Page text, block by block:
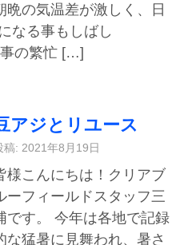
晩の気温差が激しく、日
なる事もしばし
の繁忙 […]
アジとリユース
稿: 2021年8月19日
様こんにちは！クリアブ
ーフィールドスタッフ三
です。 今年は各地で記録
な猛暑に見舞われ、暑さ